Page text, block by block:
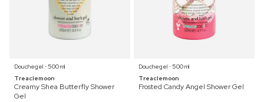
Douchegel ⋅ 500 ml
Treaclemoon
Creamy Shea Butterfly Shower
Gel
Douchegel ⋅ 500 ml
Treaclemoon
Frosted Candy Angel Shower Gel